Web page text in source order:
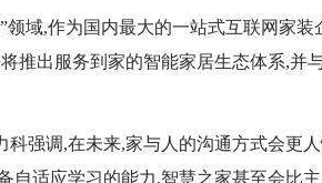
领域,作为国内最大的一站式互联网家
推出服务到家的智能家居生态体系,并
科强调,在未来,家与人的沟通方式会更
自适应学习的能力,智慧之家甚至会比